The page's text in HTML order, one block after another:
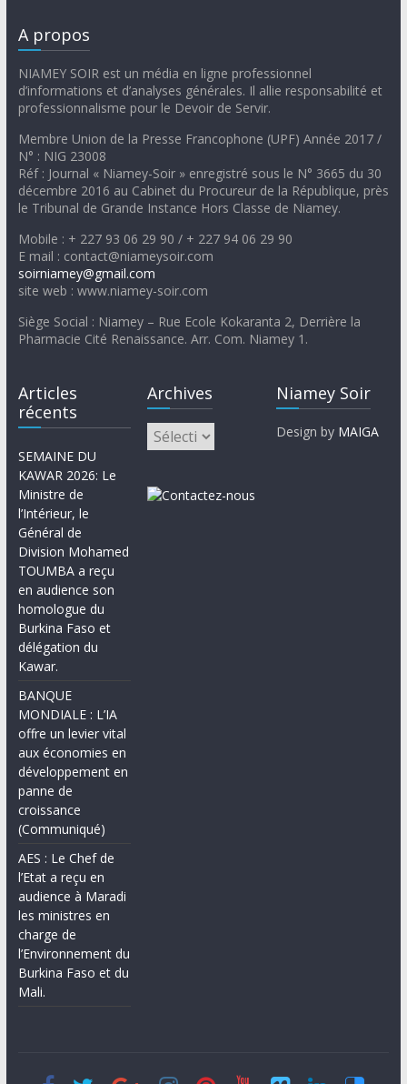
A propos
NIAMEY SOIR est un média en ligne professionnel
d’informations et d’analyses générales. Il allie responsabilité et
professionnalisme pour le Devoir de Servir.
Membre Union de la Presse Francophone (UPF) Année 2017 /
N° : NIG 23008
Réf : Journal « Niamey-Soir » enregistré sous le N° 3665 du 30
décembre 2016 au Cabinet du Procureur de la République, près
le Tribunal de Grande Instance Hors Classe de Niamey.
Mobile : + 227 93 06 29 90 / + 227 94 06 29 90
E mail : contact@niameysoir.com
soirniamey@gmail.com
site web : www.niamey-soir.com
Siège Social : Niamey – Rue Ecole Kokaranta 2, Derrière la
Pharmacie Cité Renaissance. Arr. Com. Niamey 1.
Articles
récents
SEMAINE DU
KAWAR 2026: Le
Ministre de
l’Intérieur, le
Général de
Division Mohamed
TOUMBA a reçu
en audience son
homologue du
Burkina Faso et
délégation du
Kawar.
BANQUE
MONDIALE : L’IA
offre un levier vital
aux économies en
développement en
panne de
croissance
(Communiqué)
AES : Le Chef de
l’Etat a reçu en
audience à Maradi
les ministres en
charge de
l’Environnement du
Burkina Faso et du
Mali.
Archives Niamey Soir
Design by MAIGA